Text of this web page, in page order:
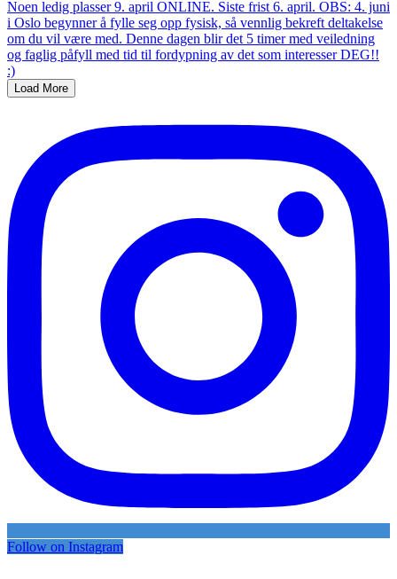
Load More
Follow on Instagram